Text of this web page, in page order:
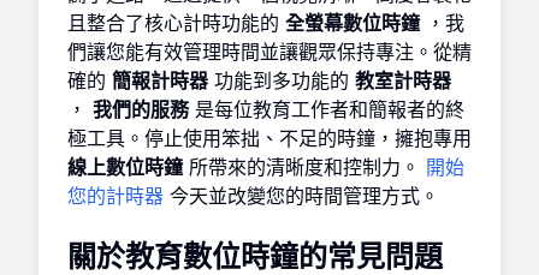
且整合了核心計時功能的 全螢幕數位時鐘，我
們讓您能有效管理時間並讓觀眾保持專注。從精
確的 簡報計時器 功能到多功能的 教室計時器
， 我們的服務是每位教育工作者和簡報者的終
極工具。停止使用笨拙、不足的時鐘，擁抱專用
線上數位時鐘所帶來的清晰度和控制力。 開始
您的計時器 今天並改變您的時間管理方式。
關於教育數位時鐘的常見問題